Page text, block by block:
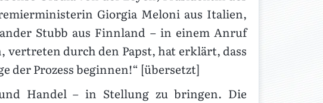
Giorgia Meloni aus Italien,
Stubb aus Finnland – in einem Anruf
vertreten durch den Papst, hat erklärt, dass
der Prozess beginnen!“ [übersetzt]
Handel – in Stellung zu bringen. Die